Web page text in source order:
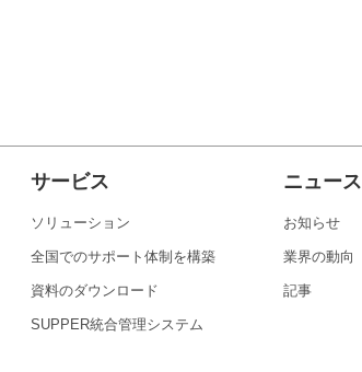
サービス
ソリューション
全国でのサポート体制を構築
資料のダウンロード
SUPPER統合管理システム
ニュース
お知らせ
業界の動向
記事